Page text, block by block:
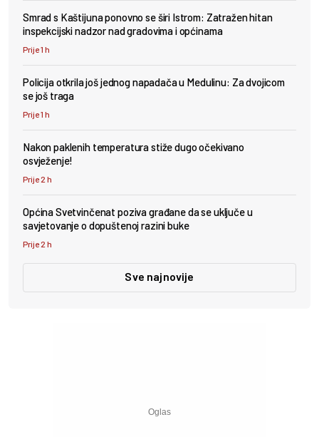
Smrad s Kaštijuna ponovno se širi Istrom: Zatražen hitan
inspekcijski nadzor nad gradovima i općinama
Prije 1 h
Policija otkrila još jednog napadača u Medulinu: Za dvojicom
se još traga
Prije 1 h
Nakon paklenih temperatura stiže dugo očekivano
osvježenje!
Prije 2 h
Općina Svetvinčenat poziva građane da se uključe u
savjetovanje o dopuštenoj razini buke
Prije 2 h
Sve najnovije